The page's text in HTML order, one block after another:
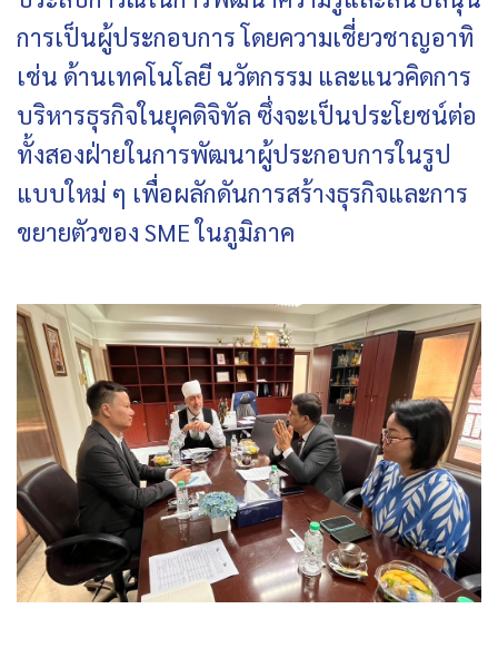
การเป็นผู้ประกอบการ โดยความเชี่ยวชาญอาทิ
เช่น ด้านเทคโนโลยี นวัตกรรม และแนวคิดการ
บริหารธุรกิจในยุคดิจิทัล ซึ่งจะเป็นประโยชน์ต่อ
ทั้งสองฝ่ายในการพัฒนาผู้ประกอบการในรูป
แบบใหม่ ๆ เพื่อผลักดันการสร้างธุรกิจและการ
ขยายตัวของ SME ในภูมิภาค